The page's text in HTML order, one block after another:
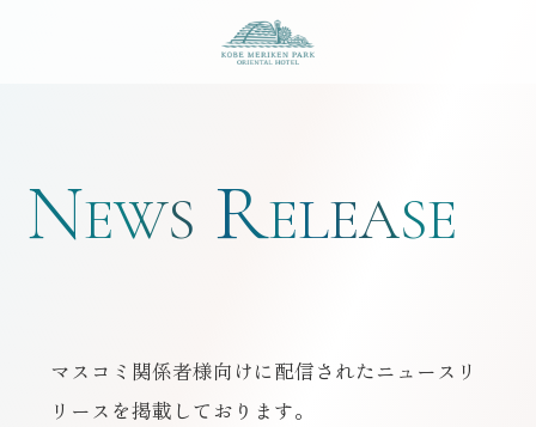
NEWS RELEASE
マスコミ関係者様向けに配信されたニュースリ
リースを掲載しております。